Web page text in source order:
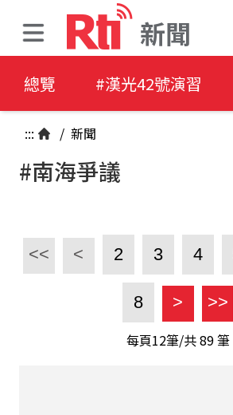
新聞
總覽 #漢光42號演習
::: / 新聞
#南海爭議
<< < 2 3 4
8 > >>
每頁12筆/共89筆